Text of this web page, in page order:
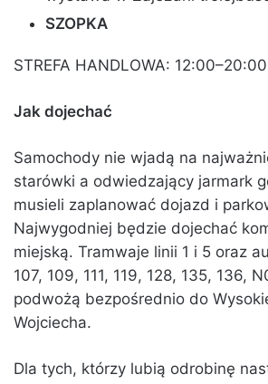
SZOPKA
STREFA HANDLOWA: 12:00–20:00
Jak dojechać
Samochody nie wjadą na
starówki a odwiedzający jarmark
musieli zaplanować dojazd i
Najwygodniej będzie dojechać
miejską. Tramwaje linii 1 i 5 oraz
107, 109, 111, 119, 128, 135, 136,
podwożą bezpośrednio do
Wojciecha.
Dla tych, którzy lubią odrobinę